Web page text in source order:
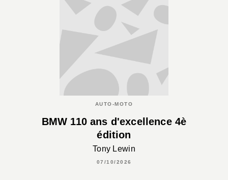
AUTO-MOTO
BMW 110 ans d'excellence 4è
édition
Tony Lewin
07/10/2026